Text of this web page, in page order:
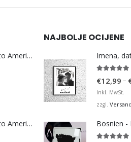
Bosna Take Me to America Navijačka Majica 3
Bosna Take Me to America Navijačka Majica 4
NAJBOLJE OCIJENE
Imena,
€12,99 –
Inkl. MwSt.
zzgl. Versand